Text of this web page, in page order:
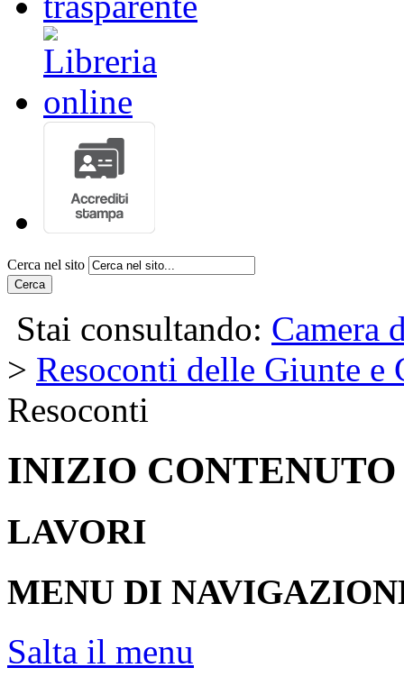
Cerca nel sito
Cerca
Stai consultando: Camera
> Resoconti delle Giunte e
Resoconti
INIZIO CONTENUTO
LAVORI
MENU DI
Salta il menu